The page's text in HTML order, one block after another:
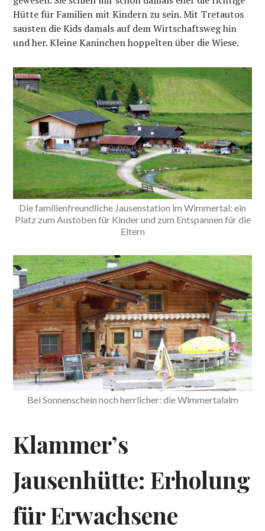
Hütte für Familien mit Kindern zu sein. Mit Tretautos
sausten die Kids damals auf dem Wirtschaftsweg hin
und her. Kleine Kaninchen hoppelten über die Wiese.
Die familienfreundliche Jausenstation im Wimmertal: ein
Platz zum Austoben für Kinder und zum Entspannen für die
Eltern
Bei Sonnenschein noch herrlicher: die Wimmertalalm
Klammer’s
Jausenhütte: Erholung
für Erwachsene